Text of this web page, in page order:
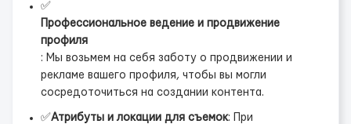
✅
Профессиональное ведение и продвижение
профиля
: Мы возьмем на себя заботу о продвижении и
рекламе вашего профиля, чтобы вы могли
сосредоточиться на создании контента.
✅Атрибуты и локации для съемок: При